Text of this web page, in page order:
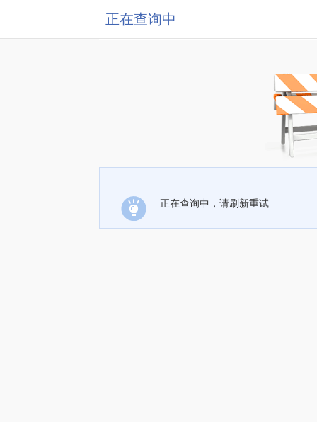
正在查询中
正在查询中，请刷新重试